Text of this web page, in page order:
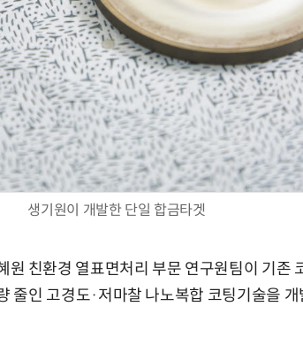
생기원이 개발한 단일 합금타겟
원 친환경 열표면처리 부문 연구원팀이 기존
줄인 고경도·저마찰 나노복합 코팅기술을
AI Native Enterprise를 지원하는 AI Ready Data 플랫폼 활용 전략